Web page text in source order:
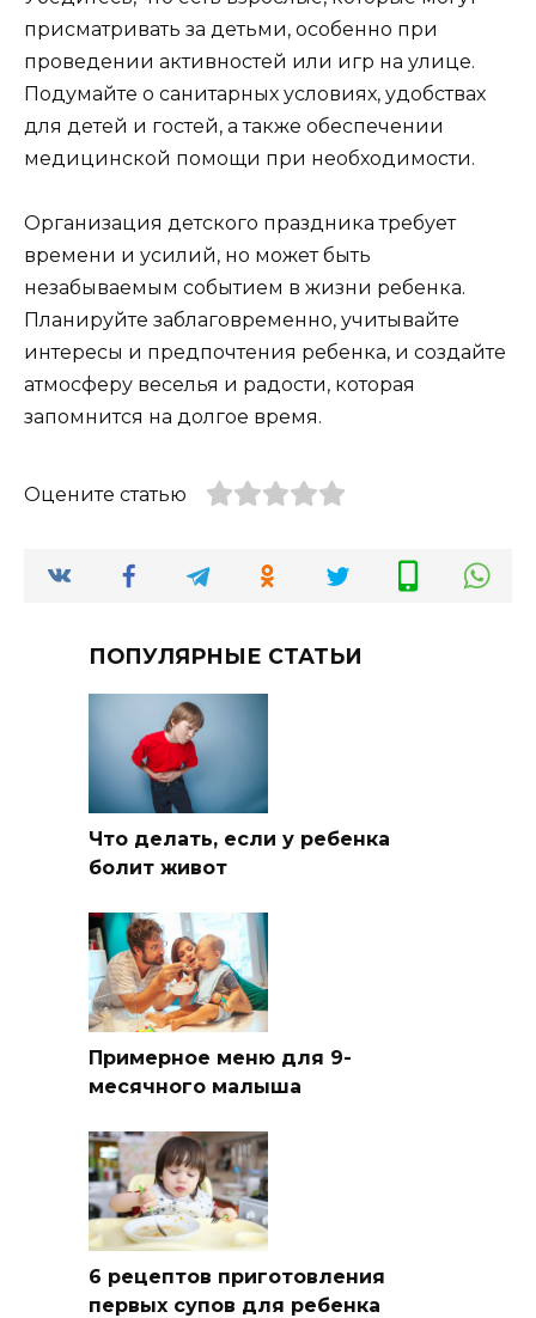
присматривать за детьми, особенно при
проведении активностей или игр на улице.
Подумайте о санитарных условиях, удобствах
для детей и гостей, а также обеспечении
медицинской помощи при необходимости.
Организация детского праздника требует
времени и усилий, но может быть
незабываемым событием в жизни ребенка.
Планируйте заблаговременно, учитывайте
интересы и предпочтения ребенка, и создайте
атмосферу веселья и радости, которая
запомнится на долгое время.
Оцените статью
ПОПУЛЯРНЫЕ СТАТЬИ
Что делать, если у ребенка
болит живот
Примерное меню для 9-
месячного малыша
6 рецептов приготовления
первых супов для ребенка